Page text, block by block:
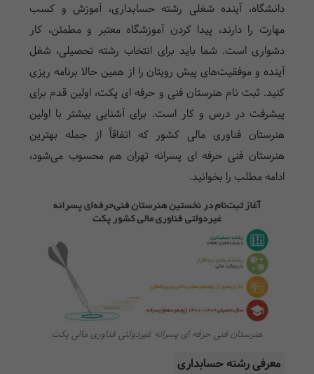
دانشگاه، آینده شغلی رشته حسابداری، آموزش و کسب
مهارت را دارند، پیدا کردن آموزشگاه معتبر و مطمئن، کار
دشواری است. شما باید برای انتخاب رشته تحصیلی، شغل
آینده و موفقیت‌های پیش رویتان را از همین حالا برنامه ریزی
کنید. ثبت نام هنرستان فنی و حرفه ای پکت، اولین قدم برای
پیشرفت در درس و کار است. برای آشنایی بیشتر با اولین
هنرستان فناوری مالی کشور که اتفاقاً از جمله بهترین
هنرستان فنی حرفه ای پسرانه تهران هم محسوب می‌شود،
ادامه مطلب را بخوانید.
هنرستان فنی حرفه ای پسرانه غیردولتی فناوری مالی پکت
معرفی رشته حسابداری